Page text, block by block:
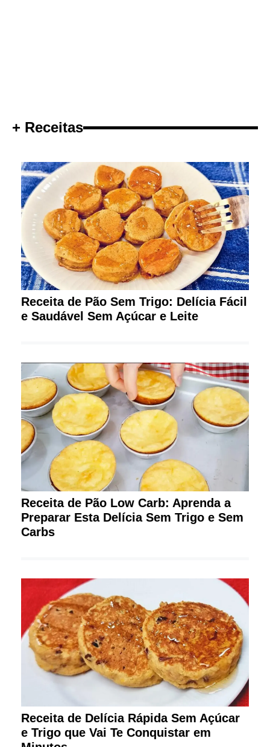
+ Receitas
Receita de Pão Sem Trigo: Delícia Fácil
e Saudável Sem Açúcar e Leite
Receita de Pão Low Carb: Aprenda a
Preparar Esta Delícia Sem Trigo e Sem
Carbs
Receita de Delícia Rápida Sem Açúcar
e Trigo que Vai Te Conquistar em